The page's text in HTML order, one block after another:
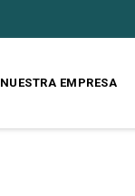
NUESTRA EMPRESA